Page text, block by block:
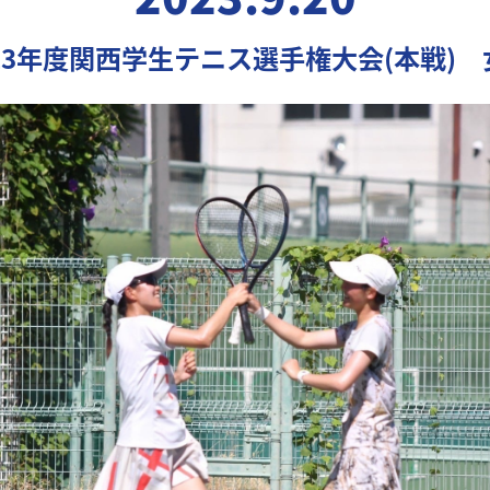
年度関西学生テニス選手権大会(本戦)